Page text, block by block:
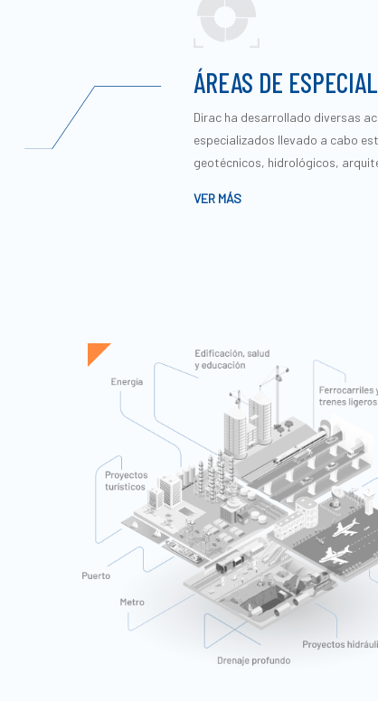
ÁREAS DE
Dirac ha desarrollado diversas
especializados llevado a cabo
geotécnicos, hidrológicos,
VER MÁS